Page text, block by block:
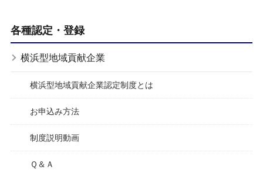
各種認定・登録
横浜型地域貢献企業
横浜型地域貢献企業認定制度とは
お申込み方法
制度説明動画
Ｑ＆Ａ